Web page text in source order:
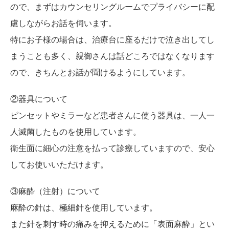
ので、まずはカウンセリングルームでプライバシーに配
慮しながらお話を伺います。
特にお子様の場合は、治療台に座るだけで泣き出してし
まうことも多く、親御さんは話どころではなくなります
ので、きちんとお話が聞けるようにしています。
②器具について
ピンセットやミラーなど患者さんに使う器具は、一人一
人滅菌したものを使用しています。
衛生面に細心の注意を払って診療していますので、安心
してお使いいただけます。
③麻酔（注射）について
麻酔の針は、極細針を使用しています。
また針を刺す時の痛みを抑えるために「表面麻酔」とい